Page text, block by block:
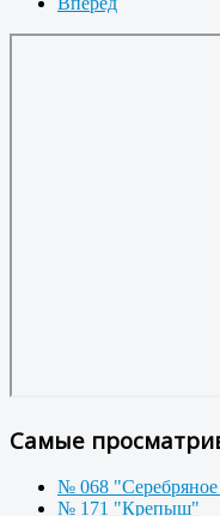
Самые
№ 068
№ 171 "Крепыш"